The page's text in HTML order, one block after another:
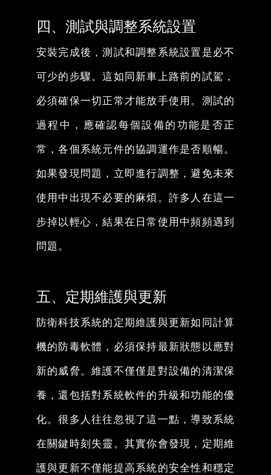
四、測試與調整系統設置
安裝完成後，測試和調整系統設置是必不
可少的步驟。這如同新車上路前的試駕，
必須確保一切正常才能放手使用。測試的
過程中，應確認每個設備的功能是否正
常，各個系統元件的協調運作是否順暢。
如果發現問題，立即進行調整，避免未來
使用中出現不必要的麻煩。許多人在這一
步掉以輕心，結果在日常使用中頻頻遇到
問題。
五、定期維護與更新
防衛科技系統的定期維護與更新如同計算
機的防毒軟體，必須保持最新狀態以應對
新的威脅。維護不僅僅是對設備的清潔保
養，還包括對系統軟件的升級和功能的優
化。很多人往往忽視了這一點，導致系統
在關鍵時刻失靈。其實你會發現，定期維
護與更新不僅能提高系統的安全性和穩定